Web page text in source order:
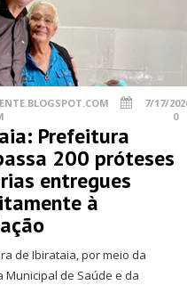
7/17/
0
Prefeitura
200 próteses
entregues
à
de Ibirataia, por meio da
Municipal de Saúde e da